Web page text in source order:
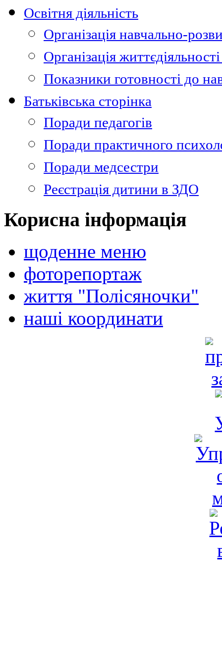
Освітня діяльність
Організація навчально-
Організація
Показники готовності до
Батьківська сторінка
Поради педагогів
Поради практичного
Поради медсестри
Реєстрація дитини в ЗДО
Корисна інформація
щоденне меню
фоторепортаж
життя "Полісяночки"
наші координати